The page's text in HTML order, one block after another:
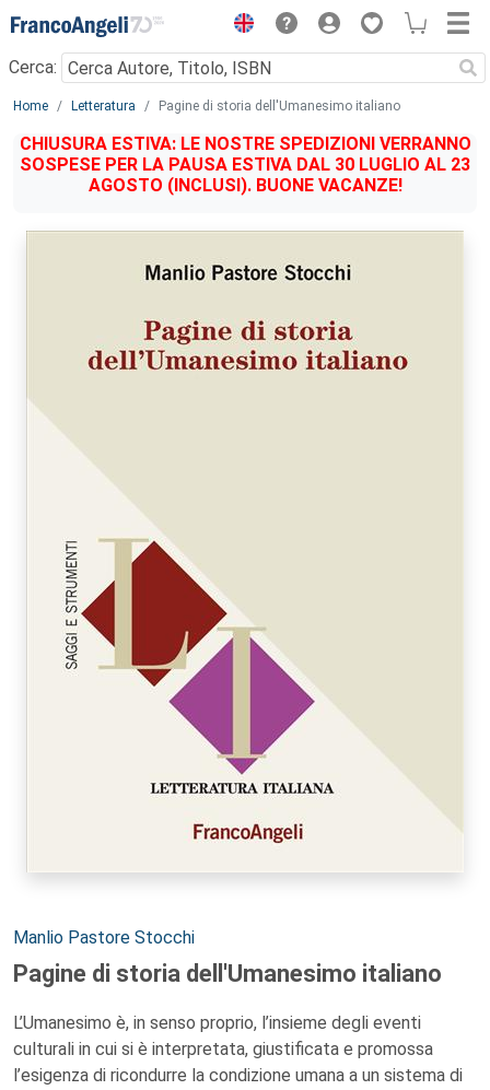
Menu
Cerca:
Main content
Home Letteratura Pagine di storia dell'Umanesimo italiano
CHIUSURA ESTIVA: LE NOSTRE SPEDIZIONI VERRANNO
SOSPESE PER LA PAUSA ESTIVA DAL 30 LUGLIO AL 23
AGOSTO (INCLUSI). BUONE VACANZE!
Autori:
Manlio Pastore Stocchi
Pagine di storia dell'Umanesimo italiano
L’Umanesimo è, in senso proprio, l’insieme degli eventi
culturali in cui si è interpretata, giustificata e promossa
l’esigenza di ricondurre la condizione umana a un sistema di